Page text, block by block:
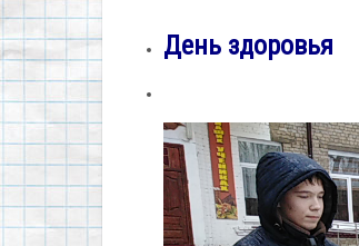
День здоровья
Видеоплеер